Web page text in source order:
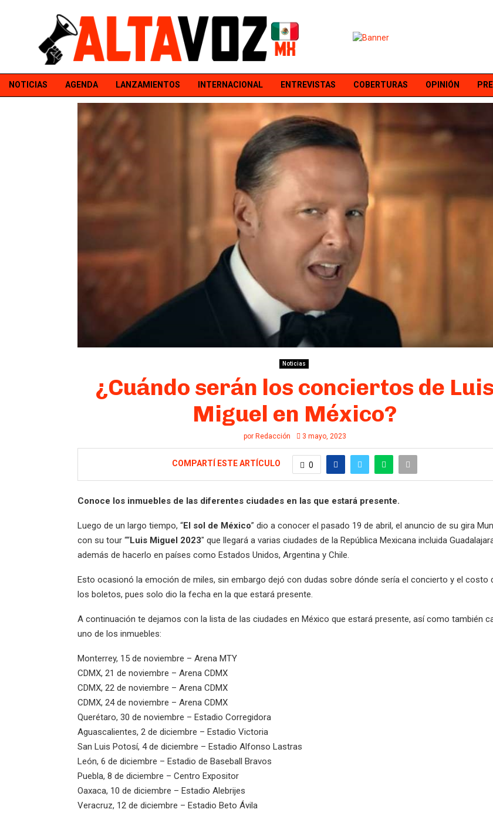
NOTICIAS AGENDA LANZAMIENTOS INTERNACIONAL ENTREVISTAS COBERTURAS OPINIÓN
Noticias
¿Cuándo serán los conciertos de Luis
Miguel en México?
por Redacción 3 mayo, 2023
COMPARTÍ ESTE ARTÍCULO 0
Conoce los inmuebles de las diferentes ciudades en las que estará presente.
Luego de un largo tiempo, “El sol de México” dio a conocer el pasado 19 de abril, el anuncio de su gira
con su tour ““Luis Miguel 2023″ que llegará a varias ciudades de la República Mexicana incluida
además de hacerlo en países como Estados Unidos, Argentina y Chile.
Esto ocasionó la emoción de miles, sin embargo dejó con dudas sobre dónde sería el concierto y el costo
los boletos, pues solo dio la fecha en la que estará presente.
A continuación te dejamos con la lista de las ciudades en México que estará presente, así como también
uno de los inmuebles:
Monterrey, 15 de noviembre – Arena MTY
CDMX, 21 de noviembre – Arena CDMX
CDMX, 22 de noviembre – Arena CDMX
CDMX, 24 de noviembre – Arena CDMX
Querétaro, 30 de noviembre – Estadio Corregidora
Aguascalientes, 2 de diciembre – Estadio Victoria
San Luis Potosí, 4 de diciembre – Estadio Alfonso Lastras
León, 6 de diciembre – Estadio de Baseball Bravos
Puebla, 8 de diciembre – Centro Expositor
Oaxaca, 10 de diciembre – Estadio Alebrijes
Veracruz, 12 de diciembre – Estadio Beto Ávila